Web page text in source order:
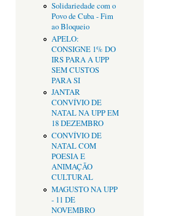
Solidariedade com o
Povo de Cuba - Fim
ao Bloqueio
APELO:
CONSIGNE 1% DO
IRS PARA A UPP
SEM CUSTOS
PARA SI
JANTAR
CONVÍVIO DE
NATAL NA UPP EM
18 DEZEMBRO
CONVÍVIO DE
NATAL COM
POESIA E
ANIMAÇÃO
CULTURAL
MAGUSTO NA UPP
- 11 DE
NOVEMBRO